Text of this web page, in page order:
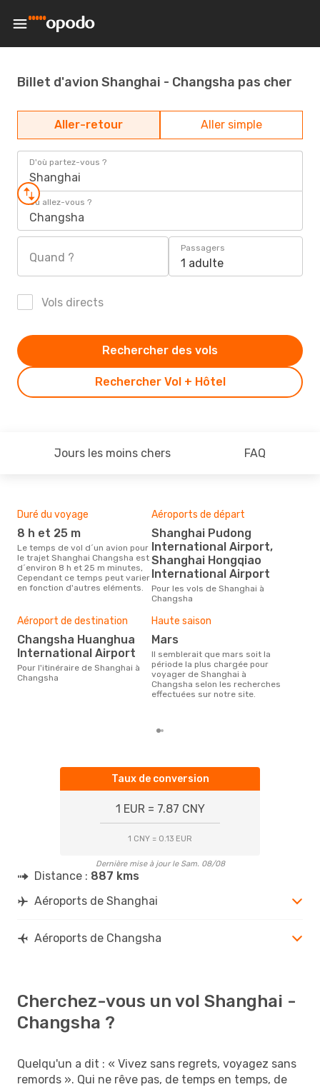
Billet d'avion Shanghai - Changsha pas cher
Aller-retour Aller simple
D'où partez-vous ?
Shanghai
Où allez-vous ?
Changsha
Quand ?
Passagers
1 adulte
Vols directs
Rechercher Vol + Hôtel
Rechercher des vols
Jours les moins chers FAQ
Duré du voyage
8 h et 25 m
Le temps de vol d´un avion pour
le trajet Shanghai Changsha est
d´environ 8 h et 25 m minutes,
Cependant ce temps peut varier
en fonction d'autres eléments.
Aéroports de départ
Shanghai Pudong
International Airport,
Shanghai Hongqiao
International Airport
Pour les vols de Shanghai à
Changsha
Aéroport de destination
Changsha Huanghua
International Airport
Pour l'itinéraire de Shanghai à
Changsha
Haute saison
mars
Il semblerait que mars soit la
période la plus chargée pour
voyager de Shanghai à
Changsha selon les recherches
effectuées sur notre site.
Taux de conversion
1 EUR = 7.87 CNY
1 CNY = 0.13 EUR
Dernière mise à jour le Sam. 08/08
Distance : 887 kms
Aéroports de Shanghai
Aéroports de Changsha
Cherchez-vous un vol Shanghai -
Changsha ?
Quelqu'un a dit : « Vivez sans regrets, voyagez sans
remords ». Qui ne rêve pas, de temps en temps, de